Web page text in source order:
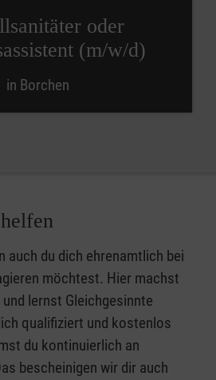
oder
(m/w/d)
in Borchen
auch du dich ehrenamtlich bei
möchtest. Hier machst
lernst Gleichgesinnte
qualifiziert und kostenlos
du kontinuierlich an
bescheinigen wir dir auch